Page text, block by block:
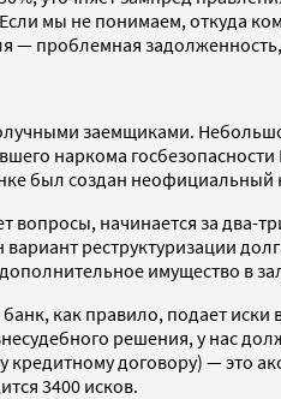
мы не понимаем, откуда
проблемная
заемщиками.
наркома
был создан
начинается за два-
реструктуризации
имущество в
как правило, подает
решения, у нас
кредитному договору) — это
3400 исков.